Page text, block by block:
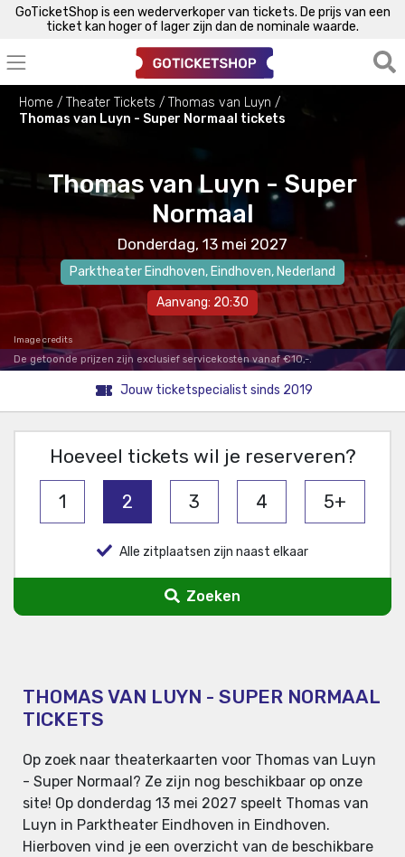
GoTicketShop is een wederverkoper van tickets. De prijs van een
ticket kan hoger of lager zijn dan de nominale waarde.
Home Theater Tickets
Thomas van Luyn
Thomas van Luyn - Super Normaal tickets
Thomas van Luyn - Super
Normaal
Donderdag, 13 mei 2027
Parktheater Eindhoven, Eindhoven, Nederland
Aanvang: 20:30
Image credits
De getoonde prijzen zijn exclusief servicekosten vanaf €10,-.
Jouw ticketspecialist sinds 2019
Hoeveel tickets wil je reserveren?
1 2 3 4 5+
Alle zitplaatsen zijn naast elkaar
Zoeken
THOMAS VAN LUYN - SUPER NORMAAL
TICKETS
Op zoek naar theaterkaarten voor Thomas van Luyn
- Super Normaal? Ze zijn nog beschikbaar op onze
site! Op donderdag 13 mei 2027 speelt Thomas van
Luyn in Parktheater Eindhoven in Eindhoven.
Hierboven vind je een overzicht van de beschikbare